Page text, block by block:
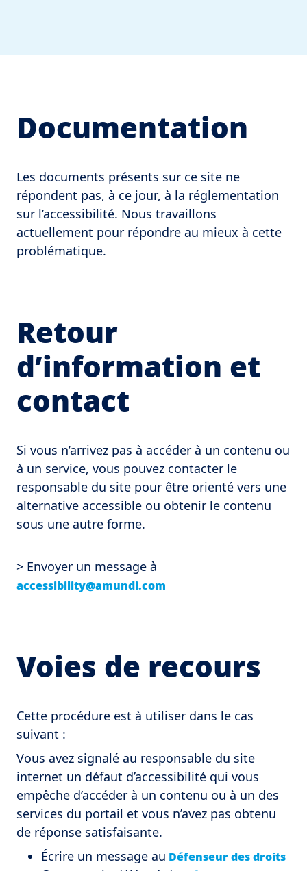
Documentation
Les documents présents sur ce site ne
répondent pas, à ce jour, à la réglementation
sur l’accessibilité. Nous travaillons
actuellement pour répondre au mieux à cette
problématique.
Retour
d’information et
contact
Si vous n’arrivez pas à accéder à un contenu ou
à un service, vous pouvez contacter le
responsable du site pour être orienté vers une
alternative accessible ou obtenir le contenu
sous une autre forme.
> Envoyer un message à
accessibility@amundi.com
Voies de recours
Cette procédure est à utiliser dans le cas
suivant :
Vous avez signalé au responsable du site
internet un défaut d’accessibilité qui vous
empêche d’accéder à un contenu ou à un des
services du portail et vous n’avez pas obtenu
de réponse satisfaisante.
Écrire un message au Défenseur des droits